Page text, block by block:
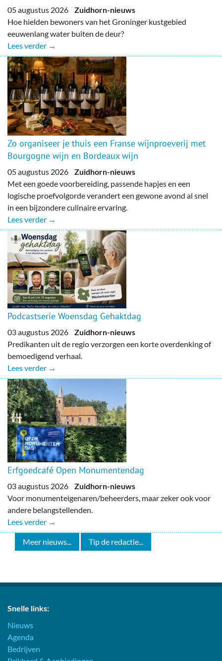
05 augustus 2026 Zuidhorn-nieuws
Hoe hielden bewoners van het Groninger kustgebied
eeuwenlang water buiten de deur?
Lees verder →
Zo organiseer je thuis een Franse wijnproeverij met
Bourgogne wijn en Bordeaux wijn
05 augustus 2026 Zuidhorn-nieuws
Met een goede voorbereiding, passende hapjes en een
logische proefvolgorde verandert een gewone avond al snel
in een bijzondere culinaire ervaring.
Lees verder →
Podcastserie Woensdag Gehaktdag
03 augustus 2026 Zuidhorn-nieuws
Predikanten uit de regio verzorgen een korte overdenking of
bemoedigend verhaal.
Lees verder →
Erfgoedcafé Open Monumentendag
03 augustus 2026 Zuidhorn-nieuws
Voor monumenteigenaren/beheerders, maar zeker ook voor
andere belangstellenden.
Lees verder →
Meer nieuws... Tip de redactie...
Snelle links:
Nieuws
Agenda
Bedrijven